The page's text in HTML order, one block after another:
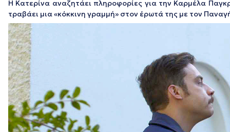
Η Κατερίνα αναζητάει πληροφορίες για την Καρμέλα
τραβάει μια «κόκκινη γραμμή» στον έρωτά της με τον